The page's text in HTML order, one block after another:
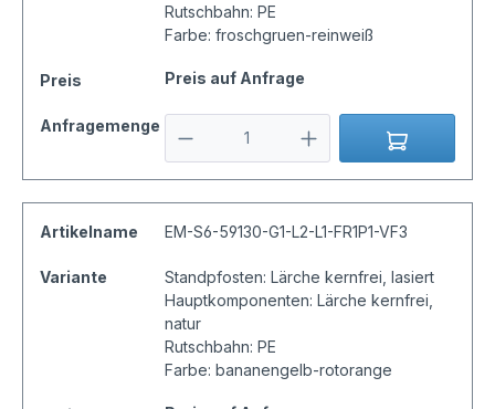
Rutschbahn: PE
Farbe: froschgruen-reinweiß
Preis Preis auf Anfrage
Anfragemenge
Artikelname EM-S6-59130-G1-L2-L1-FR1P1-VF3
Variante
Standpfosten: Lärche kernfrei, lasiert
Hauptkomponenten: Lärche kernfrei,
natur
Rutschbahn: PE
Farbe: bananengelb-rotorange